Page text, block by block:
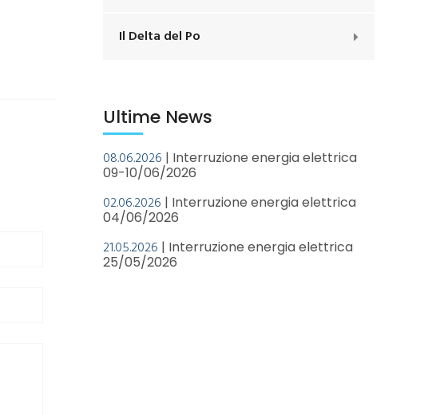
Il Delta del Po
Ultime News
08.06.2026 | Interruzione energia elettrica
09-10/06/2026
02.06.2026 | Interruzione energia elettrica
04/06/2026
21.05.2026 | Interruzione energia elettrica
25/05/2026